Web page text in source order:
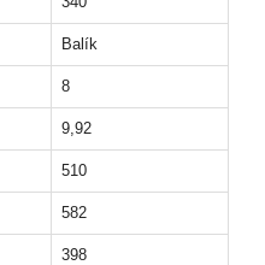
Balík
8
9,92
510
582
398